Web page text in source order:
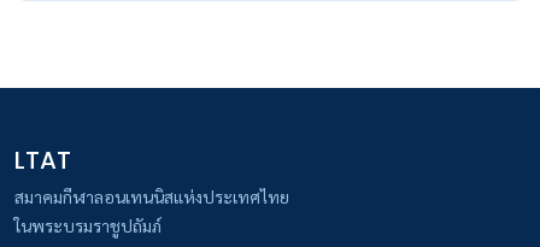
LTAT
สมาคมกีฬาลอนเทนนิสแห่งประเทศไทย
ในพระบรมราชูปถัมภ์